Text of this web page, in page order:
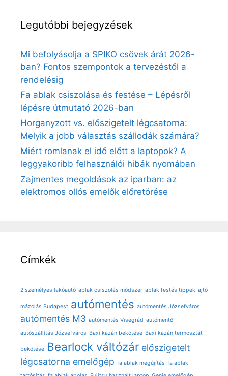
Legutóbbi bejegyzések
Mi befolyásolja a SPIKO csövek árát 2026-
ban? Fontos szempontok a tervezéstől a
rendelésig
Fa ablak csiszolása és festése – Lépésről
lépésre útmutató 2026-ban
Horganyzott vs. előszigetelt légcsatorna:
Melyik a jobb választás szállodák számára?
Miért romlanak el idő előtt a laptopok? A
leggyakoribb felhasználói hibák nyomában
Zajmentes megoldások az iparban: az
elektromos ollós emelők előretörése
Címkék
2 személyes lakóautó ablak csiszolás módszer ablak festés tippek ajtó
mázolás Budapest autómentés autómentés Józsefváros
autómentés M3 autómentés Visegrád autómentő
autószállítás Józsefváros Baxi kazán bekötése Baxi kazán termosztát
bekötése Bearlock váltózár előszigetelt
légcsatorna emelőgép fa ablak megújítás fa ablak